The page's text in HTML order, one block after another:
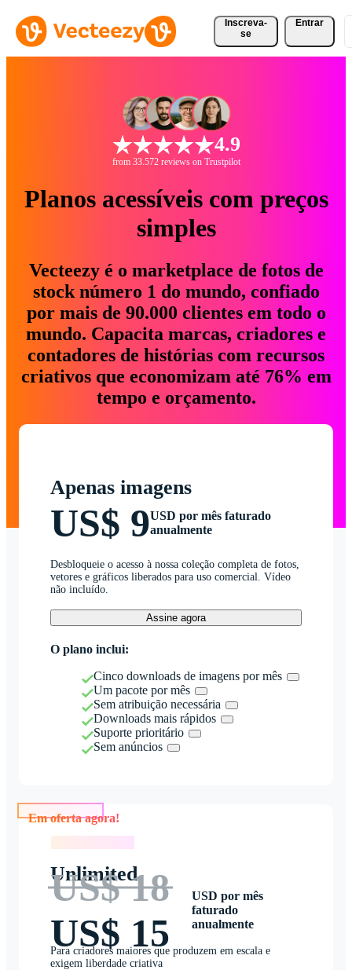
Inscreva-
se
Entrar
4.9
from 33.572 reviews on Trustpilot
Planos acessíveis com preços
simples
Vecteezy é o marketplace de fotos de
stock número 1 do mundo, confiado
por mais de 90.000 clientes em todo o
mundo. Capacita marcas, criadores e
contadores de histórias com recursos
criativos que economizam até 76% em
tempo e orçamento.
Apenas imagens
US$ 9USD por mês faturado
anualmente
Desbloqueie o acesso à nossa coleção completa de fotos,
vetores e gráficos liberados para uso comercial. Vídeo
não incluído.
Assine agora
O plano inclui:
Cinco downloads de imagens por mês
Um pacote por mês
Sem atribuição necessária
Downloads mais rápidos
Suporte prioritário
Sem anúncios
Unlimited
US$ 18
US$ 15
USD por mês
faturado
anualmente
Para criadores maiores que produzem em escala e
exigem liberdade criativa